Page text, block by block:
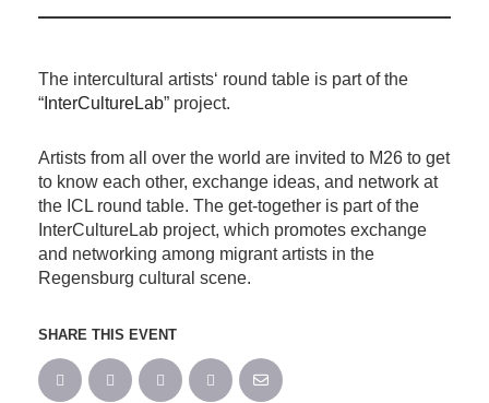
The intercultural artists‘ round table is part of the
“ InterCultureLab” project.
Artists from all over the world are invited to M26 to get
to know each other, exchange ideas, and network at
the ICL round table. The get-together is part of the
InterCultureLab project, which promotes exchange
and networking among migrant artists in the
Regensburg cultural scene.
SHARE THIS EVENT